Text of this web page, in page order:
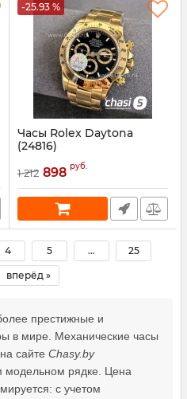
-25.93 %
Часы Rolex Daytona
(24816)
24816
1 212 898 руб.
4 5 ... 25
вперёд »
престижные и
в мире. Механические часы
сайте Chasy.by
модельном рядке. Цена
с учетом